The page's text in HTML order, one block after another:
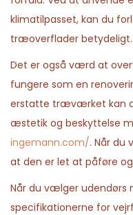
klimatilpasset, kan du
træoverflader betydeligt.
Det er også værd at
fungere som en
erstatte træværket kan
æstetik og beskyttelse
ingemann.com/. Når du
at den er let at påføre
Når du vælger udendørs
specifikationerne for